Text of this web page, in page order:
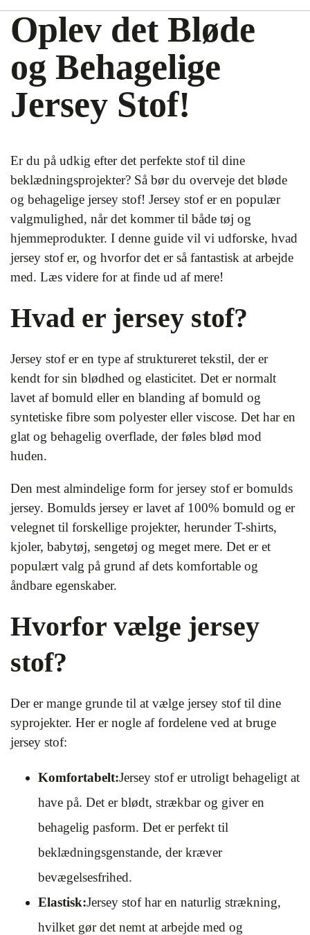
Oplev det Bløde
og Behagelige
Jersey Stof!
Er du på udkig efter det perfekte stof til dine
beklædningsprojekter? Så bør du overveje det bløde
og behagelige jersey stof! Jersey stof er en populær
valgmulighed, når det kommer til både tøj og
hjemmeprodukter. I denne guide vil vi udforske, hvad
jersey stof er, og hvorfor det er så fantastisk at arbejde
med. Læs videre for at finde ud af mere!
Hvad er jersey stof?
Jersey stof er en type af struktureret tekstil, der er
kendt for sin blødhed og elasticitet. Det er normalt
lavet af bomuld eller en blanding af bomuld og
syntetiske fibre som polyester eller viscose. Det har en
glat og behagelig overflade, der føles blød mod
huden.
Den mest almindelige form for jersey stof er bomulds
jersey. Bomulds jersey er lavet af 100% bomuld og er
velegnet til forskellige projekter, herunder T-shirts,
kjoler, babytøj, sengetøj og meget mere. Det er et
populært valg på grund af dets komfortable og
åndbare egenskaber.
Hvorfor vælge jersey
stof?
Der er mange grunde til at vælge jersey stof til dine
syprojekter. Her er nogle af fordelene ved at bruge
jersey stof:
Komfortabelt:Jersey stof er utroligt behageligt at
have på. Det er blødt, strækbar og giver en
behagelig pasform. Det er perfekt til
beklædningsgenstande, der kræver
bevægelsesfrihed.
Elastisk:Jersey stof har en naturlig strækning,
hvilket gør det nemt at arbejde med og